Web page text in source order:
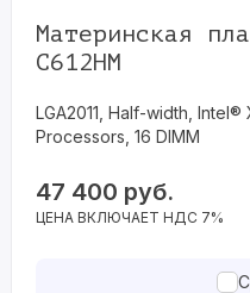
Материнская
C612HM
LGA2011, Half-width,
Processors, 16 DIMM
47 400 руб.
ЦЕНА ВКЛЮЧАЕТ НДС 7%